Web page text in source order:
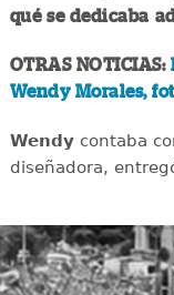
qué se dedicaba
OTRAS NOTICIAS:
Wendy Morales,
Wendycontaba
diseñadora,